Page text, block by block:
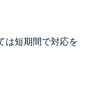
は短期間で対応を